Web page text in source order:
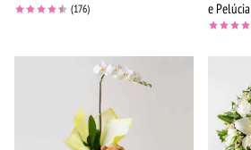
(176)
e Pelúcia